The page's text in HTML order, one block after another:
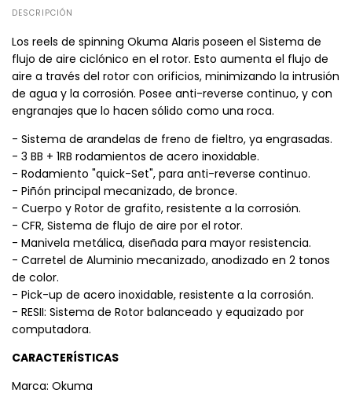
Los reels de spinning Okuma Alaris poseen el Sistema de
flujo de aire ciclónico en el rotor. Esto aumenta el flujo de
aire a través del rotor con orificios, minimizando la intrusión
de agua y la corrosión. Posee anti-reverse continuo, y con
- Sistema de arandelas de freno de fieltro, ya engrasadas.
- 3 BB + 1RB rodamientos de acero inoxidable.
- Rodamiento "quick-Set", para anti-reverse continuo.
- Piñón principal mecanizado, de bronce.
- Cuerpo y Rotor de grafito, resistente a la corrosión.
- CFR, Sistema de flujo de aire por el rotor.
- Manivela metálica, diseñada para mayor resistencia.
- Carretel de Aluminio mecanizado, anodizado en 2 tonos
de color.
- Pick-up de acero inoxidable, resistente a la corrosión.
- RESII: Sistema de Rotor balanceado y equaizado por